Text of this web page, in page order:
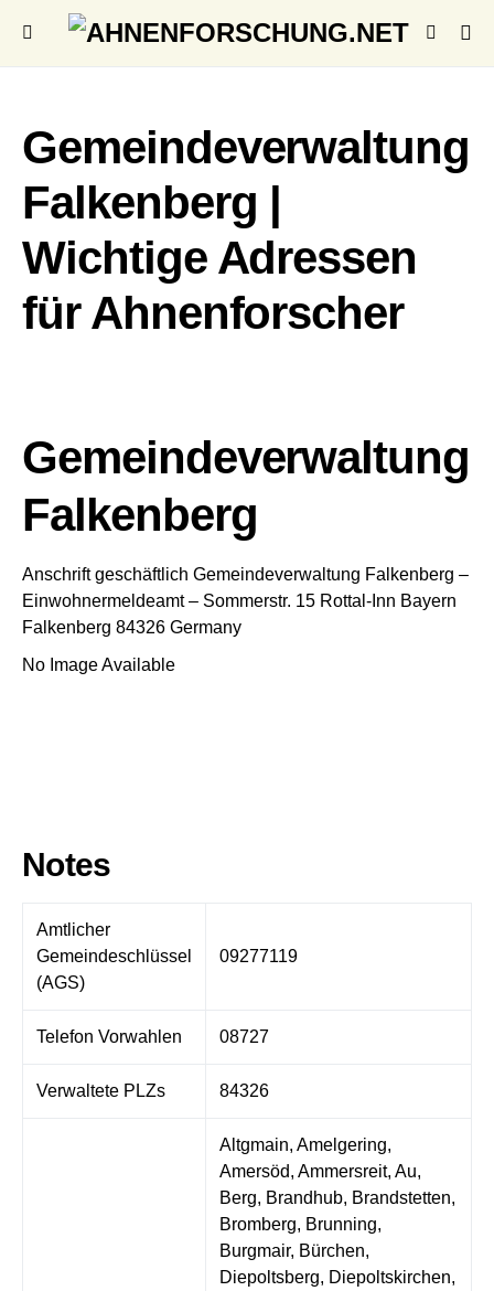
Gemeindeverwaltung
Falkenberg |
Wichtige Adressen
für Ahnenforscher
Gemeindeverwaltung
Falkenberg
Anschrift geschäftlich Gemeindeverwaltung Falkenberg –
Einwohnermeldeamt – Sommerstr. 15 Rottal-Inn Bayern
Falkenberg 84326 Germany
No Image Available
Notes
Amtlicher
Gemeindeschlüssel
(AGS)
09277119
Telefon Vorwahlen 08727
Verwaltete PLZs 84326
Altgmain, Amelgering,
Amersöd, Ammersreit, Au,
Berg, Brandhub, Brandstetten,
Bromberg, Brunning,
Burgmair, Bürchen,
Diepoltsberg, Diepoltskirchen,